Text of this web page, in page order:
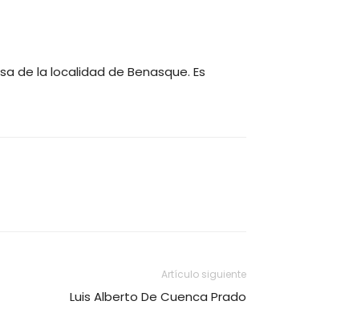
de la localidad de Benasque. Es
Artículo siguiente
Luis Alberto De Cuenca Prado